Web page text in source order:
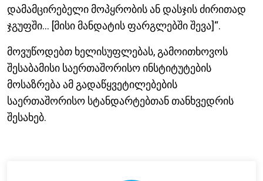
დამამცირებელი მოპყრობის ან დასჯის ძირითად
ჯგუფში... [მისი მანდატის ფარგლებში შევა]“.
მოვუწოდებთ ხელისუფლებას, გამოითხოვოს
შესაბამისი საერთაშორისო ინსტიტუტების
მოსაზრება ამ გადაწყვეტილებების
საერთაშორისო სტანდარტებთან თანხვედრის
შესახებ.